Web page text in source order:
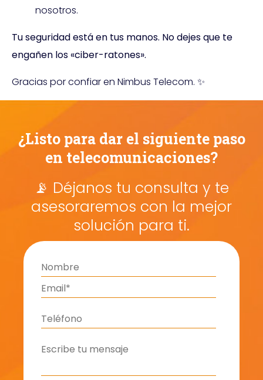
nosotros.
Tu seguridad está en tus manos. No dejes que te
engañen los «ciber-ratones».
Gracias por confiar en Nimbus Telecom. ✨
¿Listo para dar el siguiente paso
en telecomunicaciones?
📡 Déjanos tu consulta y te
asesoraremos con la mejor
solución para ti.